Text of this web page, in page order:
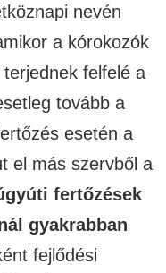
nevén
a kórokozók
felfelé a
tovább a
esetén a
el más szervből a
fertőzések
gyakrabban
fejlődési